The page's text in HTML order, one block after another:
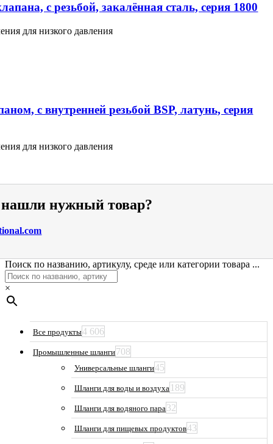
с резьбой, закалённая сталь, серия 1800
для низкого давления
с внутренней резьбой BSP, латунь, серия
для низкого давления
нужный товар?
Поиск по названию, артикулу, среде или категории товара ...
×
Все продукты4 606
Промышленные шланги708
Универсальные шланги45
Шланги для воды и воздуха 189
Шланги для водяного пара32
Шланги для пищевых продуктов43